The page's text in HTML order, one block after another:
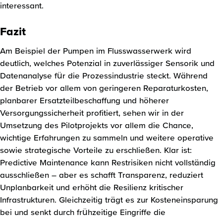
interessant.
Fazit
Am Beispiel der Pumpen im Flusswasserwerk wird
deutlich, welches Potenzial in zuverlässiger Sensorik und
Datenanalyse für die Prozessindustrie steckt. Während
der Betrieb vor allem von geringeren Reparaturkosten,
planbarer Ersatzteilbeschaffung und höherer
Versorgungssicherheit profitiert, sehen wir in der
Umsetzung des Pilotprojekts vor allem die Chance,
wichtige Erfahrungen zu sammeln und weitere operative
sowie strategische Vorteile zu erschließen. Klar ist:
Predictive Maintenance kann Restrisiken nicht vollständig
ausschließen – aber es schafft Transparenz, reduziert
Unplanbarkeit und erhöht die Resilienz kritischer
Infrastrukturen. Gleichzeitig trägt es zur Kosteneinsparung
bei und senkt durch frühzeitige Eingriffe die